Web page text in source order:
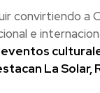
convirtiendo a
e
eventos
La Solar,